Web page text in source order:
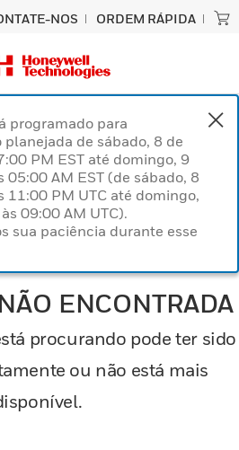
NOS ORDEM RÁPIDA
programado para
de sábado, 8 de
PM EST até domingo, 9
05:00 AM EST (de sábado, 8
11:00 PM UTC até domingo,
09:00 AM UTC).
sua paciência durante esse
ENCONTRADA
procurando pode ter sido
ou não está mais